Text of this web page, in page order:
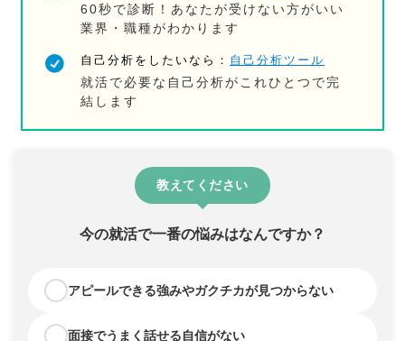
60秒で診断！あなたが受けない方がいい
業界・職種がわかります
自己分析をしたいなら： 自己分析ツール
就活で必要な自己分析がこれひとつで完
結します